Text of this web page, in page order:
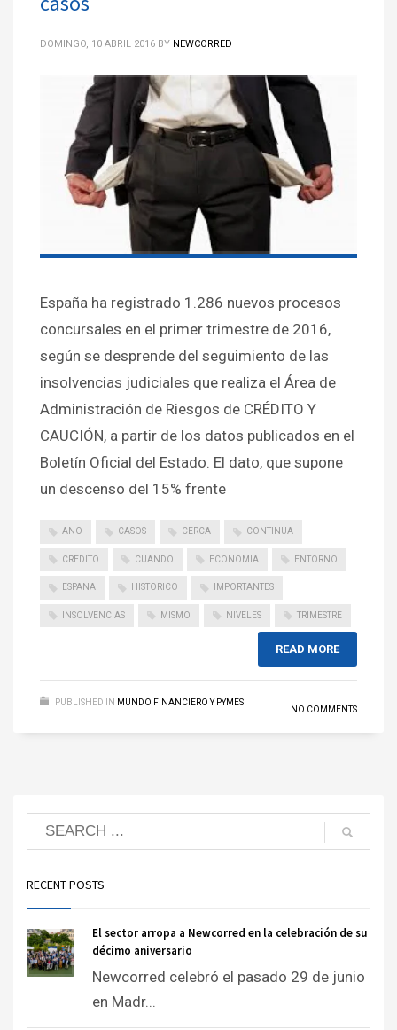
DOMINGO, 10 ABRIL 2016 BY NEWCORRED
España ha registrado 1.286 nuevos procesos
concursales en el primer trimestre de 2016,
según se desprende del seguimiento de las
insolvencias judiciales que realiza el Área de
Administración de Riesgos de CRÉDITO Y
CAUCIÓN, a partir de los datos publicados en el
Boletín Oficial del Estado. El dato, que supone
un descenso del 15% frente
ANO CASOS CERCA CONTINUA
CREDITO CUANDO ECONOMIA ENTORNO
ESPANA HISTORICO IMPORTANTES
INSOLVENCIAS MISMO NIVELES TRIMESTRE
READ MORE
PUBLISHED IN MUNDO FINANCIERO Y PYMES
NO COMMENTS
RECENT POSTS
El sector arropa a Newcorred en la celebración de su
décimo aniversario
Newcorred celebró el pasado 29 de junio
en Madr...